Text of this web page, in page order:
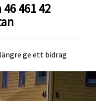
461 42
ge ett bidrag